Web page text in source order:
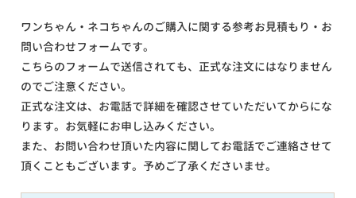
ワンちゃん・ネコちゃんのご購入に関する参考お見積もり・お
問い合わせフォームです。
こちらのフォームで送信されても、正式な注文にはなりません
のでご注意ください。
正式な注文は、お電話で詳細を確認させていただいてからにな
ります。お気軽にお申し込みください。
また、お問い合わせ頂いた内容に関してお電話でご連絡させて
頂くこともございます。予めご了承くださいませ。